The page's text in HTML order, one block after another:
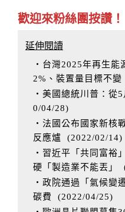
歡迎來粉絲團按讚！
延伸閱讀
‧台灣2025年再生能
2%、裝置量目標不變
‧美國總統川普：從5
0/04/28)
‧法國公布國家新核
反應爐
(2022/02/14)
‧習近平「共同富裕
硬「製造業不能丟」
‧政院通過「氣候變
碳費
(2022/04/25)